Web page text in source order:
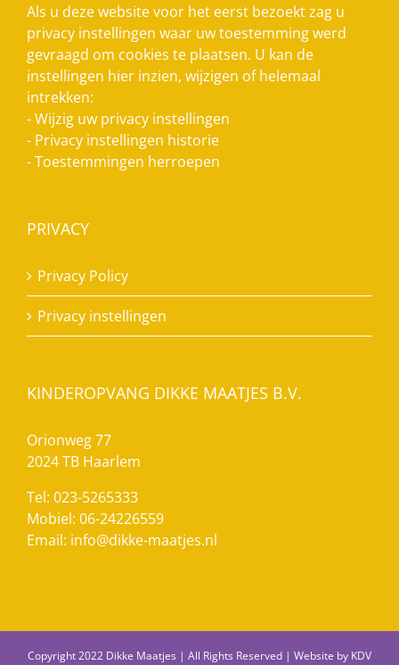
Als u deze website voor het eerst bezoekt zag u
privacy instellingen waar uw toestemming werd
gevraagd om cookies te plaatsen. U kan de
instellingen hier inzien, wijzigen of helemaal
intrekken:
-Wijzig uw privacy instellingen
- Privacy instellingen historie
-Toestemmingen herroepen
PRIVACY
Privacy Policy
Privacy instellingen
KINDEROPVANG DIKKE MAATJES B.V.
Orionweg 77
2024 TB Haarlem
Tel: 023-5265333
Mobiel: 06-24226559
Email: info@dikke-maatjes.nl
Copyright 2022 Dikke Maatjes | All Rights Reserved | Website by KDV